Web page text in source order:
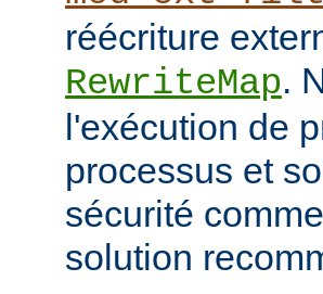
réécriture
RewriteMap.
l'exécution de
processus et
sécurité comme
solution